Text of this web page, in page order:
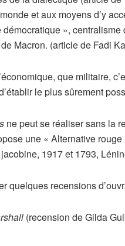
et aux moyens d’y
»,
Macron. (article de Fadi
que militaire,
le plus sûrement
ne peut se réaliser sans la
une « Alternative
1917 et 1793,
quelques recensions
(recension de Gilda